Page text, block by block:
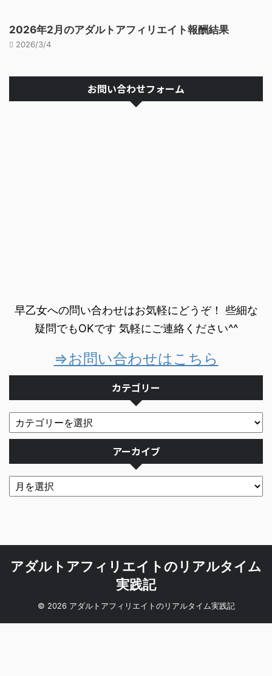
2026年2月のアダルトアフィリエイト報酬結果
2026/3/4
お問い合わせフォーム
早乙女への問い合わせはお気軽にどうぞ！ 些細な
疑問でもOKです 気軽にご連絡ください^^
⇒お問い合わせはこちら
カテゴリー
アーカイブ
アダルトアフィリエイトのリアルタイム
実践記
© 2026 アダルトアフィリエイトのリアルタイム実践記